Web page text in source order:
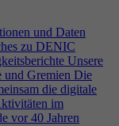
und Daten
zu DENIC
Unsere
und Gremien Die
die digitale
im
vor 40 Jahren